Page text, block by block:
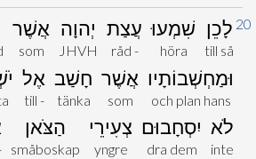
20 לָכֵן
till så
שִׁמְעוּ
höra
עֲצַת
råd -
יְהוָה
JHVH
אֲשֶׁר
som
וּמַחְשְׁבוֹתָיו
och plan hans
אֲשֶׁר
som
חָשַׁב
tänka
אֶל
till -
לֹא
inte
יִסְחָבוּם
dra dem
צְעִירֵי
yngre
הַצֹּאן
småboskap